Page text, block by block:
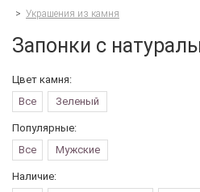
> Украшения из камня
Запонки с
Цвет камня:
Все
Зеленый
Популярные:
Все
Мужские
Наличие: